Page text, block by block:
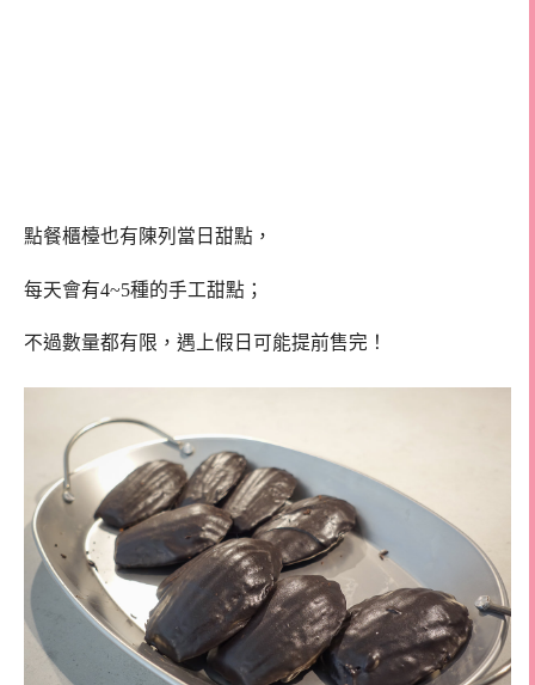
點餐櫃檯也有陳列當日甜點，
每天會有4~5種的手工甜點；
不過數量都有限，遇上假日可能提前售完！